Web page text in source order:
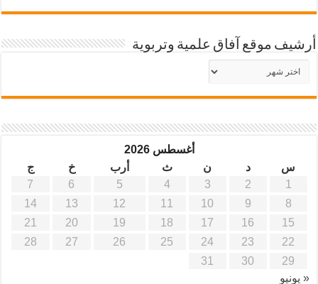
أرشيف موقع آفاق علمية وتربوية
أرشيف
موقع
أغسطس 2026
س
د ن ث أرب خ
ج
1
2
3
4
5
6
7
8
9
10
11
12
13
14
15
16
17
18
19
20
21
22
23
24
25
26
27
28
29
30
31
« يونيو